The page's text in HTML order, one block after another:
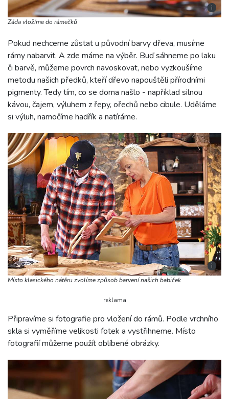
i
Záda vložíme do rámečků
Pokud nechceme zůstat u původní barvy dřeva, musíme
rámy nabarvit. A zde máme na výběr. Buď sáhneme po laku
či barvě, můžeme povrch navoskovat, nebo vyzkoušíme
metodu našich předků, kteří dřevo napouštěli přírodními
pigmenty. Tedy tím, co se doma našlo - například silnou
kávou, čajem, výluhem z řepy, ořechů nebo cibule. Uděláme
si výluh, namočíme hadřík a natíráme.
i
Místo klasického nátěru zvolíme způsob barvení našich babiček
reklama
Připravíme si fotografie pro vložení do rámů. Podle vrchního
skla si vyměříme velikosti fotek a vystřihneme. Místo
fotografií můžeme použít oblíbené obrázky.